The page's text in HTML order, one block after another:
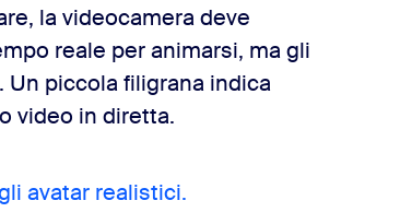
la videocamera deve
reale per animarsi, ma gli
Un piccola filigrana indica
video in diretta.
avatar realistici.